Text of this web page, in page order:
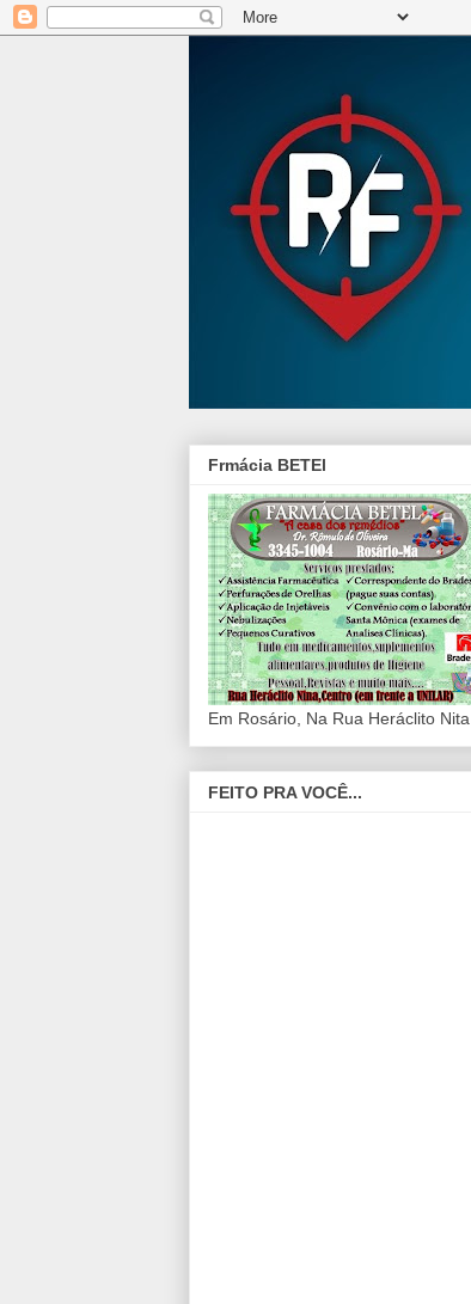
Frmácia BETEl
Em Rosário, Na Rua Heráclito Nita
FEITO PRA VOCÊ...